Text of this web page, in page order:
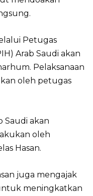
Petugas
Arab Saudi akan
Pelaksanaan
oleh petugas
Saudi akan
oleh
Hasan.
juga mengajak
meningkatkan